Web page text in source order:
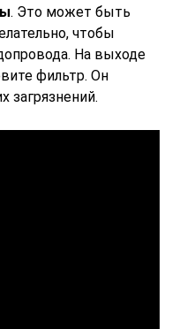
. Это может быть
чтобы
На выходе
фильтр. Он
загрязнений.